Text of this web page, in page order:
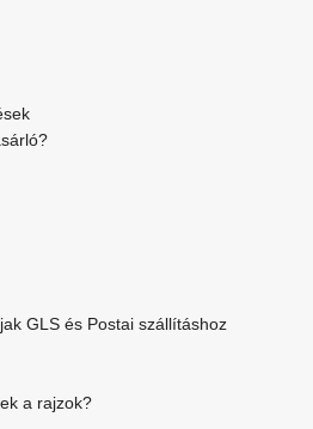
GLS és Postai szállításhoz
a rajzok?